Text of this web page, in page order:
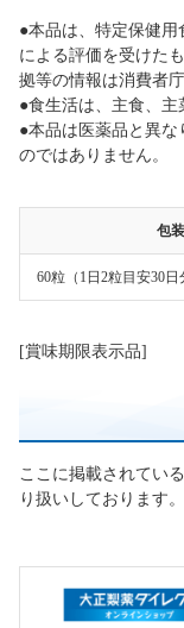
●本品は、特定保健
による評価を受けた
拠等の情報は消費者
●食生活は、主食、主
●本品は医薬品と異
のではありません。
包装
60粒（1日2粒目安30日
[賞味期限表示品]
ここに掲載されてい
り扱いしております。